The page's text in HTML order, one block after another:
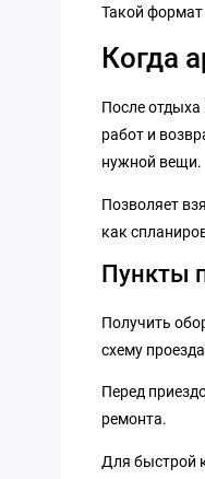
Такой формат
Когда
После отдыха
работ и
нужной вещи.
Позволяет
как
Пункты
Получить
схему
Перед
ремонта.
Для быстрой